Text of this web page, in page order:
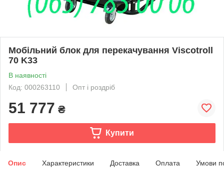
Мобільний блок для перекачування Viscotroll
70 K33
В наявності
Код: 000263110
Опт і роздріб
51 777 ₴
Купити
Опис Характеристики Доставка Оплата Умови